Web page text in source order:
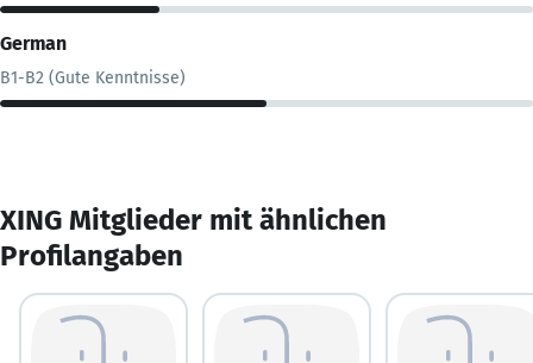
German
B1-B2 (Gute Kenntnisse)
XING Mitglieder mit ähnlichen
Profilangaben